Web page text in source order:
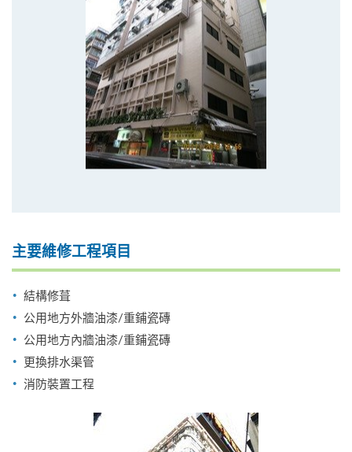
主要維修工程項目
結構修葺
公用地方外牆油漆/重鋪瓷磚
公用地方內牆油漆/重鋪瓷磚
更換排水渠管
消防裝置工程